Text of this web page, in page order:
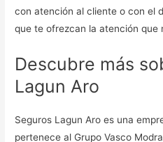
con atención al cliente o con el
que te ofrezcan la atención que
Descubre más
Lagun Aro
Seguros Lagun Aro es una
pertenece al Grupo Vasco